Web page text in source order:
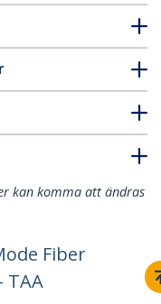
kan komma att ändras
Fiber
TAA